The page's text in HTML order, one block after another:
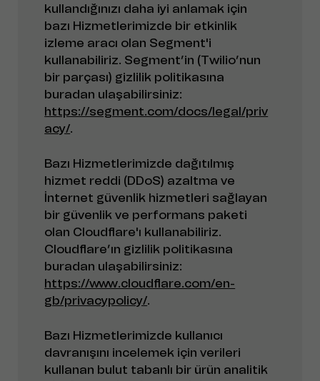
kullandığınızı daha iyi anlamak için
bazı Hizmetlerimizde bir etkinlik
izleme aracı olan Segment'i
kullanabiliriz. Segment’in (Twilio’nun
bir parçası) gizlilik politikasına
buradan ulaşabilirsiniz:
https://segment.com/docs/legal/priv
acy/.
Bazı Hizmetlerimizde dağıtılmış
hizmet reddi (DDoS) azaltma ve
İnternet güvenlik hizmetleri sağlayan
bir güvenlik ve performans paketi
olan Cloudflare'ı kullanabiliriz.
Cloudflare’ın gizlilik politikasına
buradan ulaşabilirsiniz:
https://www.cloudflare.com/en-
gb/privacypolicy/.
Bazı Hizmetlerimizde kullanıcı
davranışını incelemek için verileri
kullanan bulut tabanlı bir ürün analitik